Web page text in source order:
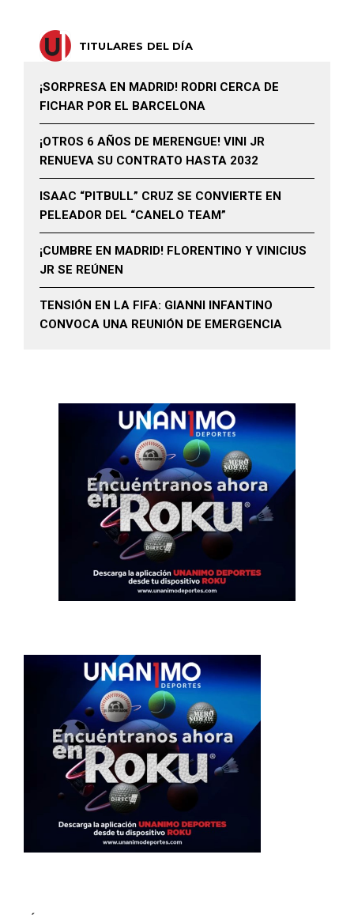
TITULARES DEL DÍA
¡SORPRESA EN MADRID! RODRI CERCA DE
FICHAR POR EL BARCELONA
¡OTROS 6 AÑOS DE MERENGUE! VINI JR
RENUEVA SU CONTRATO HASTA 2032
ISAAC “PITBULL” CRUZ SE CONVIERTE EN
PELEADOR DEL “CANELO TEAM”
¡CUMBRE EN MADRID! FLORENTINO Y VINICIUS
JR SE REÚNEN
TENSIÓN EN LA FIFA: GIANNI INFANTINO
CONVOCA UNA REUNIÓN DE EMERGENCIA